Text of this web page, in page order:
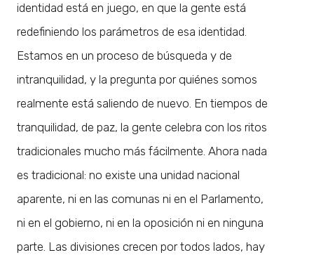
identidad está en juego, en que la gente está
redefiniendo los parámetros de esa identidad.
Estamos en un proceso de búsqueda y de
intranquilidad, y la pregunta por quiénes somos
realmente está saliendo de nuevo. En tiempos de
tranquilidad, de paz, la gente celebra con los ritos
tradicionales mucho más fácilmente. Ahora nada
es tradicional: no existe una unidad nacional
aparente, ni en las comunas ni en el Parlamento,
ni en el gobierno, ni en la oposición ni en ninguna
parte. Las divisiones crecen por todos lados, hay